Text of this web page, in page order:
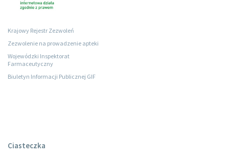
Krajowy Rejestr Zezwoleń
Zezwolenie na prowadzenie apteki
Wojewódzki Inspektorat
Farmaceutyczny
Biuletyn Informacji Publicznej GIF
Ciasteczka